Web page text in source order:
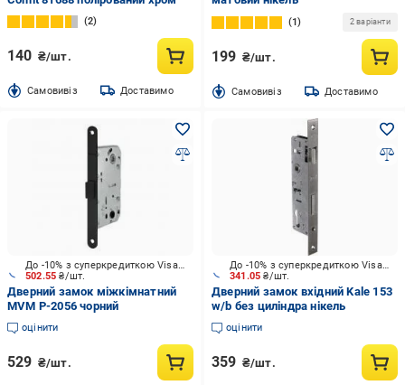
2
140 ₴/шт.
Cамовивіз Доставимо
1 2 варіанти
199 ₴/шт.
Cамовивіз Доставимо
502.55₴/шт.
До -10% з суперкредиткою Visa Вигода
Дверний замок міжкімнатний
MVM P-2056 чорний
оцінити
529 ₴/шт.
341.05₴/шт.
До -10% з суперкредиткою Visa Вигода
Дверний замок вхідний Kale 153
w/b без циліндра нікель
оцінити
359 ₴/шт.